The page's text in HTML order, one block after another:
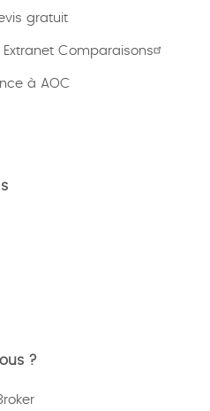
gratuit
Extranet Comparaisons
à AOC
?